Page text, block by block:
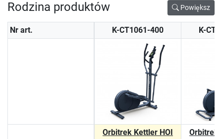
Rodzina produktów Powiększ
Nr art. K-CT1061-400 K-
Orbitrek Kettler HOI Orbitrek